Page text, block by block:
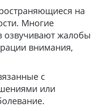
на
Многие
озвучивают жалобы
внимания,
с
или